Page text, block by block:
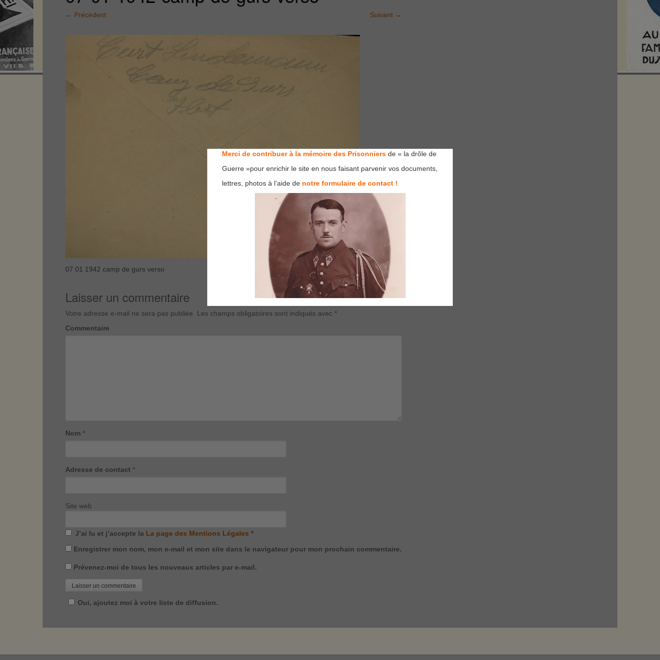
← Précédent Suivant →
07 01 1942 camp de gurs verso
Laisser un commentaire
Votre adresse e-mail ne sera pas publiée. Les champs obligatoires sont indiqués avec *
Commentaire
Nom *
Adresse de contact *
Site web
J’ai lu et j’accepte la La page des Mentions Légales *
Enregistrer mon nom, mon e-mail et mon site dans le navigateur pour mon prochain commentaire.
Prévenez-moi de tous les nouveaux articles par e-mail.
Oui, ajoutez moi à votre liste de diffusion.
Merci de contribuer à la mémoire des Prisonniers de « la drôle de
Guerre »pour enrichir le site en nous faisant parvenir vos documents,
lettres, photos à l’aide de notre formulaire de contact !